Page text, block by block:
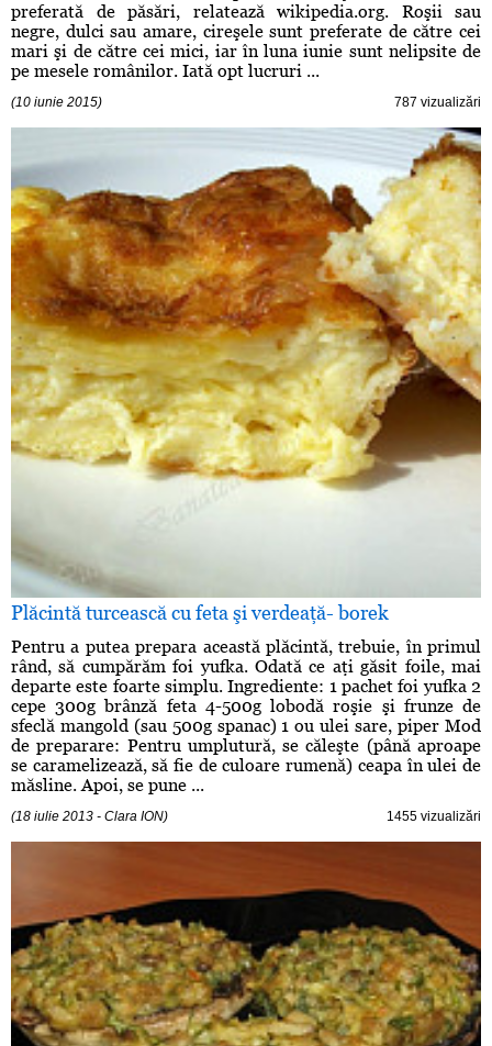
preferată de păsări, relatează wikipedia.org. Roşii sau
negre, dulci sau amare, cireşele sunt preferate de către cei
mari şi de către cei mici, iar în luna iunie sunt nelipsite de
pe mesele românilor. Iată opt lucruri ...
(10 iunie 2015) 787 vizualizări
Plăcintă turcească cu feta şi verdeaţă- borek
Pentru a putea prepara această plăcintă, trebuie, în primul
rând, să cumpărăm foi yufka. Odată ce aţi găsit foile, mai
departe este foarte simplu. Ingrediente: 1 pachet foi yufka 2
cepe 300g brânză feta 4-500g lobodă roşie şi frunze de
sfeclă mangold (sau 500g spanac) 1 ou ulei sare, piper Mod
de preparare: Pentru umplutură, se căleşte (până aproape
se caramelizează, să fie de culoare rumenă) ceapa în ulei de
măsline. Apoi, se pune ...
(18 iulie 2013 - Clara ION) 1455 vizualizări